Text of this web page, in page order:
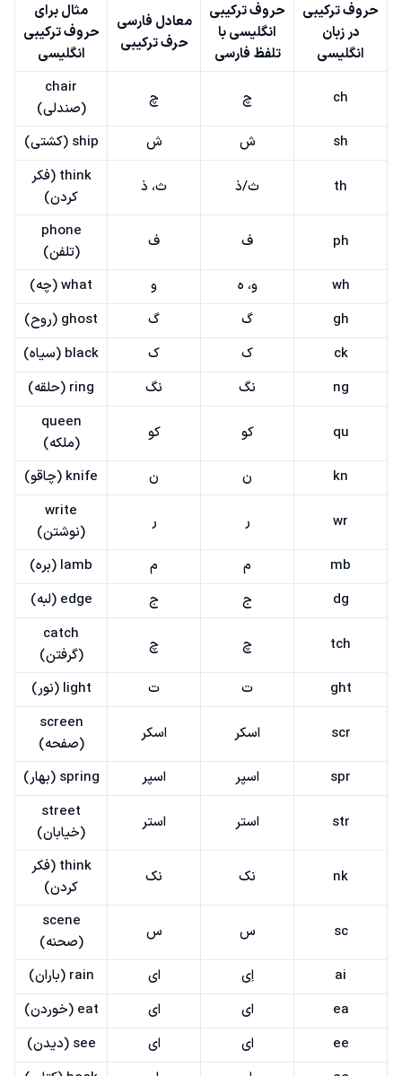
حروف ترکیبی
در زبان
انگلیسی
حروف ترکیبی
انگلیسی با
تلفظ فارسی
معادل فارسی
حرف ترکیبی
مثال برای
حروف ترکیبی
انگلیسی
ch چ چ
chair
(صندلی)
sh
ش ش ship (کشتی)
th ث/ذ ث، ذ
think (فکر
کردن)
ph ف ف
phone
(تلفن)
wh
و، ه و
what (چه)
gh
گ گ
ghost (روح)
ck
ک ک
black (سیاه)
ng
نگ نگ ring (حلقه)
qu کو کو
queen
(ملکه)
kn
ن ن knife (چاقو)
wr ر ر
write
(نوشتن)
mb
م م
lamb (بره)
dg
ج ج edge (لبه)
tch چ چ
catch
(گرفتن)
ght
ت ت light (نور)
scr اسکر اسکر
screen
(صفحه)
spr
اسپر اسپر spring (بهار)
str استر استر
street
(خیابان)
nk نک نک
think (فکر
کردن)
sc س س
scene
(صحنه)
ai
اِی ای
rain (باران)
ea
ای ای
eat (خوردن)
ee
ای ای
see (دیدن)